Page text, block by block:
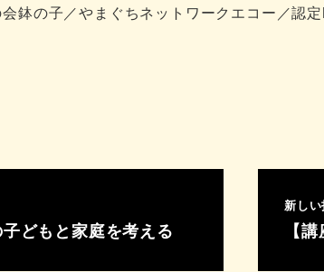
鉢の子／やまぐちネットワークエコー／認
どもと家庭を考える
新し
【